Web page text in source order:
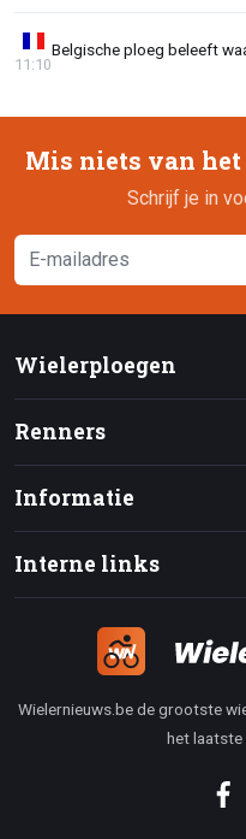
Belgische ploeg beleeft
11:10
Mis niets van
Schrijf je in
Wielerploegen
Renners
Informatie
Interne links
Wielernieuws.be de grootste
het laatste